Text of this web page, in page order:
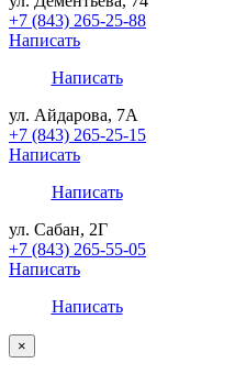
+7 (843) 265-25-88
Написать
Написать
ул. Айдарова, 7А
+7 (843) 265-25-15
Написать
Написать
ул. Сабан, 2Г
+7 (843) 265-55-05
Написать
Написать
×